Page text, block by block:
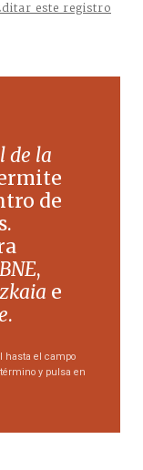
este registro
de la
de
BNE,
e
.
hasta el campo
término y pulsa en